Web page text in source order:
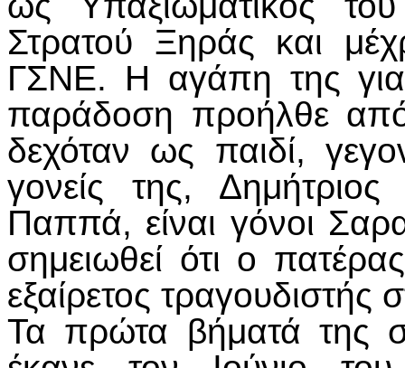
Στρατού Ξηράς και
ΓΣΝΕ. Η αγάπη της για
παράδοση προήλθε
δεχόταν ως παιδί,
γονείς της,
Παππά, είναι γόνοι
σημειωθεί ότι ο
εξαίρετος τραγουδιστής
Τα πρώτα βήματά της